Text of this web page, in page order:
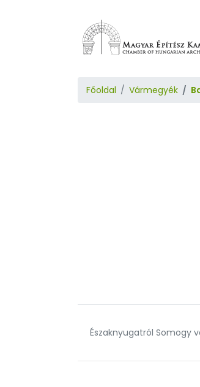
Főoldal Vármegyék
Északnyugatról Somogy